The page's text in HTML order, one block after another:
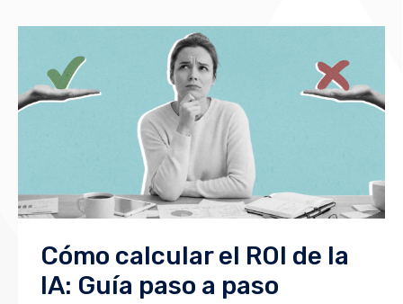
Cómo calcular el ROI de la
IA: Guía paso a paso